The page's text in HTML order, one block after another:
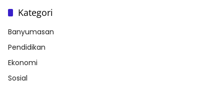
Kategori
Banyumasan
Pendidikan
Ekonomi
Sosial